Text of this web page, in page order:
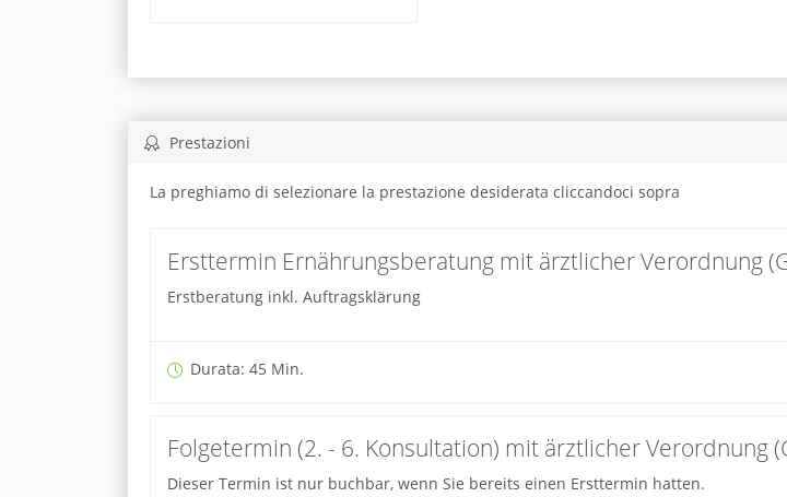
Prestazioni
La preghiamo di selezionare la prestazione desiderata cliccandoci sopra
Ersttermin Ernährungsberatung mit ärztlicher Verordnung
Erstberatung inkl. Auftragsklärung
Durata: 45 Min.
Folgetermin (2. - 6. Konsultation) mit ärztlicher Verordnung
Dieser Termin ist nur buchbar, wenn Sie bereits einen Ersttermin hatten.